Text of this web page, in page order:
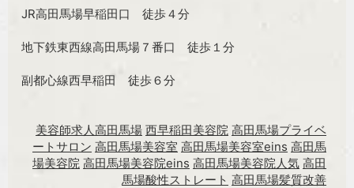
JR高田馬場早稲田口 徒歩４分
地下鉄東西線高田馬場７番口 徒歩１分
副都心線西早稲田 徒歩６分
美容師求人高田馬場 西早稲田美容院 高田馬場プライベ
ートサロン 高田馬場美容室 高田馬場美容室eins 高田馬
場美容院 高田馬場美容院eins 高田馬場美容院人気 高田
馬場酸性ストレート 高田馬場髪質改善